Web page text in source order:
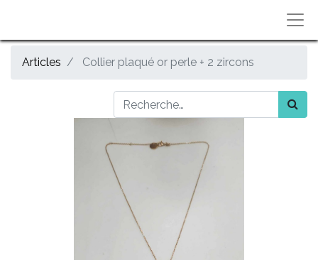
Articles Collier plaqué or perle + 2 zircons